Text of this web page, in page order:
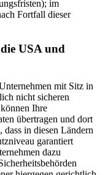
im
Fortfall dieser
USA und
mit Sitz in
nicht sicheren
Ihre
übertragen und dort
in diesen Ländern
garantiert
dazu